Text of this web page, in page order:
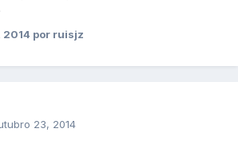
2014 por ruisjz
23, 2014